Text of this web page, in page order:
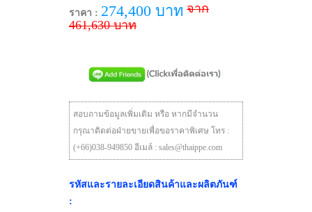
ราคา : 274,400 บาท จาก
461,630 บาท
สอบถามข้อมูลเพิ่มเติม หรือ หากมีจำนวน
กรุณาติดต่อฝ่ายขายเพื่อขอราคาพิเศษ โทร :
(+66)038-949850 อีเมล์ : sales@thaippe.com
รหัสและรายละเอียดสินค้าและผลิตภันฑ์
: